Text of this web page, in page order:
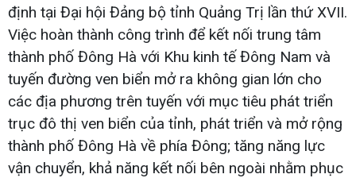
định tại Đại hội Đảng bộ tỉnh Quảng Trị lần thứ XVII.
Việc hoàn thành công trình để kết nối trung tâm
thành phố Đông Hà với Khu kinh tế Đông Nam và
tuyến đường ven biển mở ra không gian lớn cho
các địa phương trên tuyến với mục tiêu phát triển
trục đô thị ven biển của tỉnh, phát triển và mở rộng
thành phố Đông Hà về phía Đông; tăng năng lực
vận chuyển, khả năng kết nối bên ngoài nhằm phục